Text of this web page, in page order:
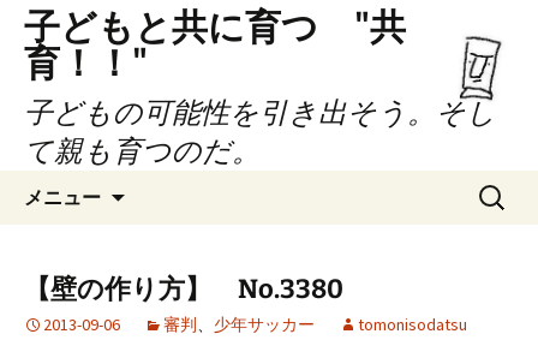
子どもと共に育つ "共
育！！"
子どもの可能性を引き出そう。そし
て親も育つのだ。
メニュー
ツ
検
索:
【壁の作り方】 No.3380
2013-09-06 審判、 少年サッカー tomonisodatsu